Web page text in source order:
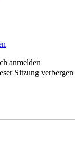
anmelden
Sitzung verbergen